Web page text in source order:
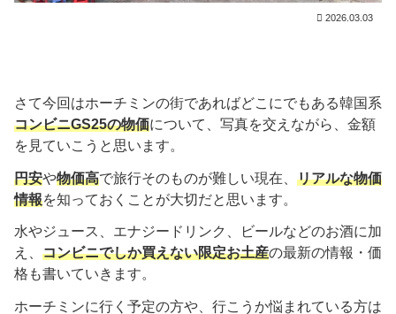
2026.03.03
さて今回はホーチミンの街であればどこにでもある韓国系
コンビニGS25の物価について、写真を交えながら、金額
を見ていこうと思います。
円安や物価高で旅行そのものが難しい現在、 リアルな物価
情報を知っておくことが大切だと思います。
水やジュース、エナジードリンク、ビールなどのお酒に加
え、 コンビニでしか買えない限定お土産の最新の情報・価
格も書いていきます。
ホーチミンに行く予定の方や、行こうか悩まれている方は